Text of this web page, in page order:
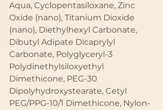
Aqua, Cyclopentasiloxane, Zinc
Oxide (nano), Titanium Dioxide
(nano), Diethylhexyl Carbonate,
Dibutyl Adipate Dicaprylyl
Carbonate, Polyglyceryl-3
Polydinethylsiloxyethyl
Dimethicone, PEG-30
Dipolyhydroxystearate, Cetyl
PEG/PPG-10/1 Dimethicone, Nylon-